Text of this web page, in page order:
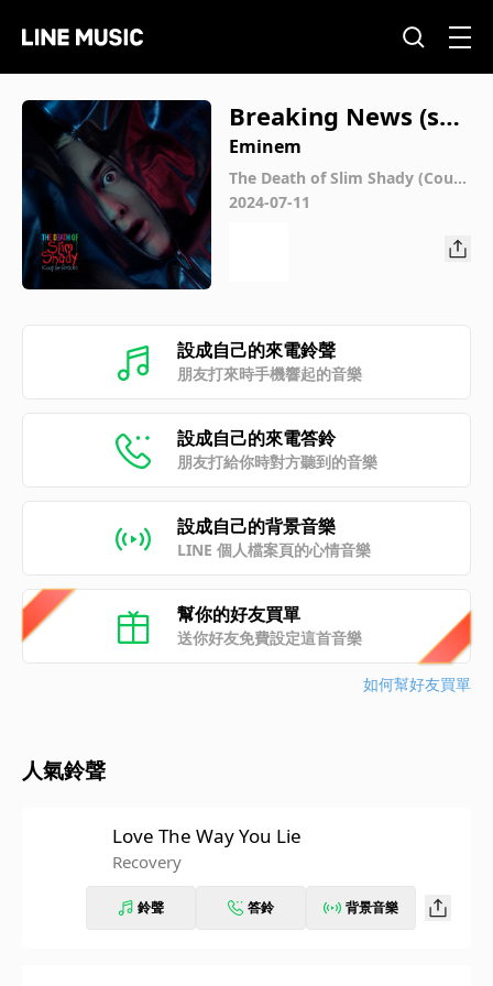
Breaking News (ski
t)
Eminem
The Death of Slim Shady (Coup
De Grâce)
2024-07-11
設成自己的來電鈴聲
朋友打來時手機響起的音樂
設成自己的來電答鈴
朋友打給你時對方聽到的音樂
設成自己的背景音樂
LINE 個人檔案頁的心情音樂
幫你的好友買單
送你好友免費設定這首音樂
如何幫好友買單
人氣鈴聲
Love The Way You Lie
Recovery
鈴聲 答鈴 背景音樂